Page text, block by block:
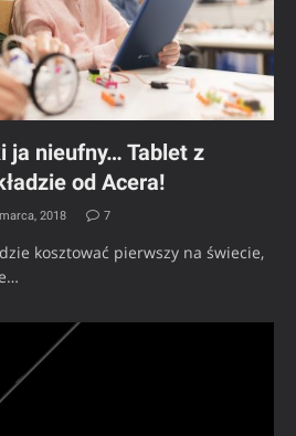
ja nieufny… Tablet z
od Acera!
2018 7
kosztować pierwszy na świecie,